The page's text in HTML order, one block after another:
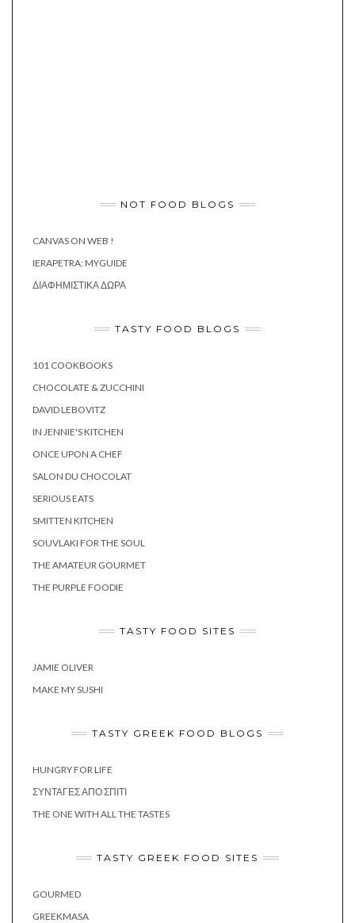
NOT FOOD BLOGS
CANVAS ON WEB !
IERAPETRA: MYGUIDE
ΔΙΑΦΗΜΙΣΤΙΚΆ ΔΏΡΑ
TASTY FOOD BLOGS
101 COOKBOOKS
CHOCOLATE & ZUCCHINI
DAVID LEBOVITZ
IN JENNIE'S KITCHEN
ONCE UPON A CHEF
SALON DU CHOCOLAT
SERIOUS EATS
SMITTEN KITCHEN
SOUVLAKI FOR THE SOUL
THE AMATEUR GOURMET
THE PURPLE FOODIE
TASTY FOOD SITES
JAMIE OLIVER
MAKE MY SUSHI
TASTY GREEK FOOD BLOGS
HUNGRY FOR LIFE
ΣΥΝΤΑΓΈΣ ΑΠΌ ΣΠΊΤΙ
THE ONE WITH ALL THE TASTES
TASTY GREEK FOOD SITES
GOURMED
GREEKMASA